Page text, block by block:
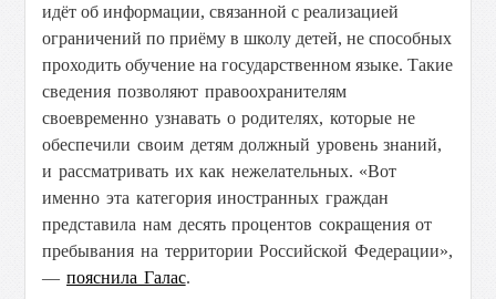
идёт об информации, связанной с реализацией
ограничений по приёму в школу детей, не способных
проходить обучение на государственном языке.Такие
сведения позволяют правоохранителям
своевременно узнавать о родителях, которые не
обеспечили своим детям должный уровень знаний,
и рассматривать их как нежелательных. «Вот
именно эта категория иностранных граждан
представила нам десять процентов сокращения от
пребывания на территории Российской Федерации»,
—пояснила Галас.